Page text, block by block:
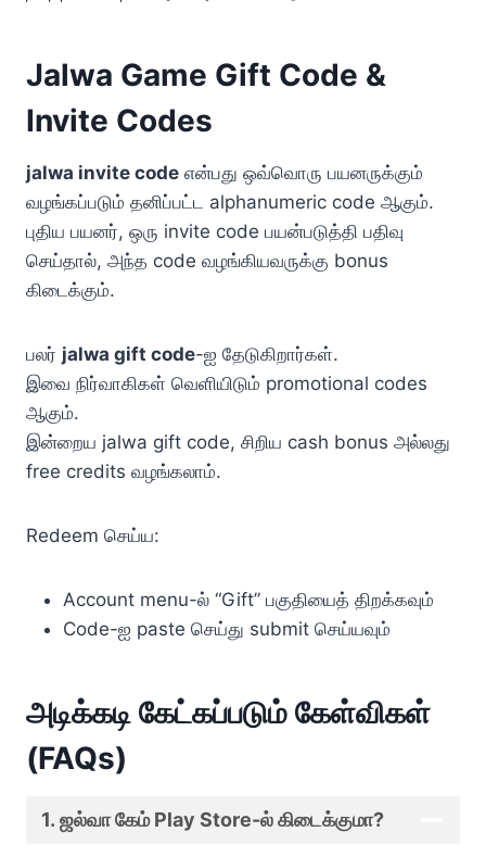
Jalwa Game Gift Code &
Invite Codes
jalwa invite code என்பது ஒவ்வொரு பயனருக்கும்
வழங்கப்படும் தனிப்பட்ட alphanumeric code ஆகும்.
புதிய பயனர், ஒரு invite code பயன்படுத்தி பதிவு
செய்தால், அந்த code வழங்கியவருக்கு bonus
கிடைக்கும்.
பலர் jalwa gift code-ஐ தேடுகிறார்கள்.
இவை நிர்வாகிகள் வெளியிடும் promotional codes
ஆகும்.
இன்றைய jalwa gift code, சிறிய cash bonus அல்லது
free credits வழங்கலாம்.
Redeem செய்ய:
Account menu-ல் “Gift” பகுதியைத் திறக்கவும்
Code-ஐ paste செய்து submit செய்யவும்
அடிக்கடி கேட்கப்படும் கேள்விகள்
(FAQs)
1. ஜல்வா கேம் Play Store-ல் கிடைக்குமா?